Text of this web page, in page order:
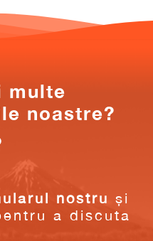
multe
noastre?
nostru și
a discuta